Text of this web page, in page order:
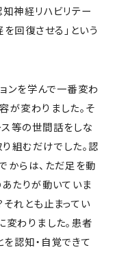
知神経リハビリテー
を回復させる」という
ンを学んで一番変わ
が変わりました。そ
等の世間話をしな
組むだけでした。認
からは、ただ足を動
あたりが動いていま
それとも止まってい
変わりました。患者
認知・自覚できて